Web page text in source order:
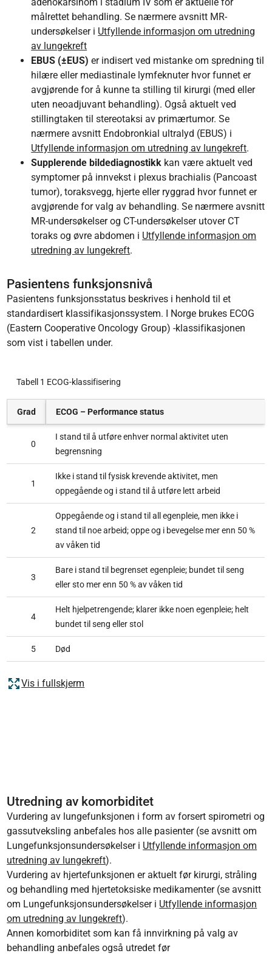
målrettet behandling. Se nærmere avsnitt MR-
undersøkelser i Utfyllende informasjon om utredning
av lungekreft
EBUS (±EUS)er indisert ved mistanke om spredning til
hilære eller mediastinale lymfeknuter hvor funnet er
avgjørende for å kunne ta stilling til kirurgi (med eller
uten neoadjuvant behandling). Også aktuelt ved
stillingtaken til stereotaksi av primærtumor. Se
nærmere avsnitt Endobronkial ultralyd (EBUS) i
Utfyllende informasjon om utredning av lungekreft.
Supplerende bildediagnostikk kan være aktuelt ved
symptomer på innvekst i plexus brachialis (Pancoast
tumor), toraksvegg, hjerte eller ryggrad hvor funnet er
avgjørende for valg av behandling. Se nærmere avsnitt
MR-undersøkelser og CT-undersøkelser utover CT
toraks og øvre abdomen i Utfyllende informasjon om
utredning av lungekreft.
Pasientens funksjonsnivå
Pasientens funksjonsstatus beskrives i henhold til et
standardisert klassifikasjonssystem. I Norge brukes ECOG
(Eastern Cooperative Oncology Group) -klassifikasjonen
som vist i tabellen under.
Tabell 1 ECOG-klassifisering
Grad ECOG – Performance status
0
I stand til å utføre enhver normal aktivitet uten
begrensning
1
Ikke i stand til fysisk krevende aktivitet, men
oppegående og i stand til å utføre lett arbeid
2
Oppegående og i stand til all egenpleie, men ikke i
stand til noe arbeid; oppe og i bevegelse mer enn 50 %
av våken tid
3
Bare i stand til begrenset egenpleie; bundet til seng
eller sto mer enn 50 % av våken tid
4
Helt hjelpetrengende; klarer ikke noen egenpleie; helt
bundet til seng eller stol
5 Død
Vis i fullskjerm
Utredning av komorbiditet
Vurdering av lungefunksjonen i form av forsert spirometri og
gassutveksling anbefales hos alle pasienter (se avsnitt om
Lungefunksjonsundersøkelser i Utfyllende informasjon om
utredning av lungekreft).
Vurdering av hjertefunksjonen er aktuelt før kirurgi, stråling
og behandling med hjertetoksiske medikamenter (se avsnitt
om Lungefunksjonsundersøkelser i Utfyllende informasjon
om utredning av lungekreft).
Annen komorbiditet som kan få innvirkning på valg av
behandling anbefales også utredet før